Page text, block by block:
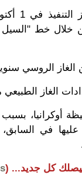
خط "السيل
الروسي سنويا
الغاز الطبيعي
أوكرانيا،
في
كل جديد... (